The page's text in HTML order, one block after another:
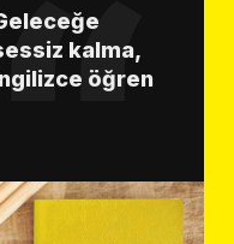
kalma,
öğren